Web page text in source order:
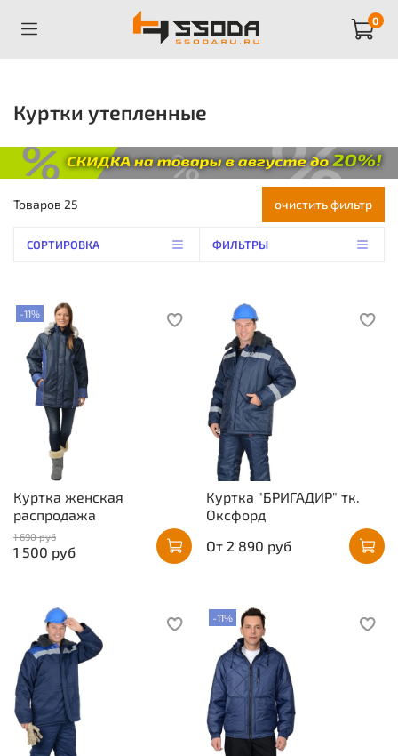
0
Куртки утепленные
Товаров 25 очистить фильтр
СОРТИРОВКА ФИЛЬТРЫ
-11%
Куртка женская
распродажа
1 690 руб
1 500 руб
Куртка "БРИГАДИР" тк.
Оксфорд
От 2 890 руб
-11%